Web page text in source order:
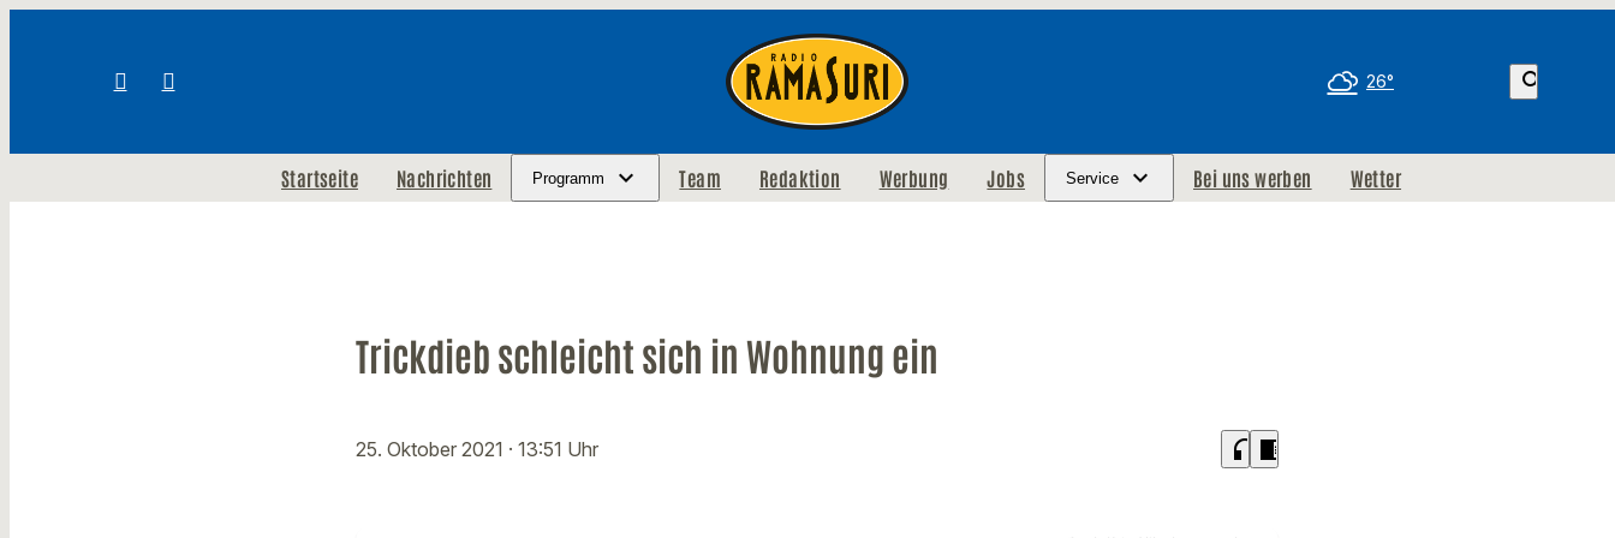
26° search
Startseite Nachrichten Programm Team Redaktion Werbung Jobs Service Bei uns werben Wetter
Trickdieb schleicht sich in Wohnung ein
25. Oktober 2021 · 13:51 Uhr headphones chrome_reader_mode